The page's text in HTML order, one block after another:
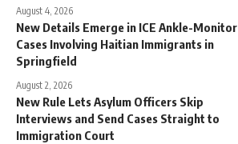
August 4, 2026
New Details Emerge in ICE Ankle-Monitor
Cases Involving Haitian Immigrants in
Springfield
August 2, 2026
New Rule Lets Asylum Officers Skip
Interviews and Send Cases Straight to
Immigration Court